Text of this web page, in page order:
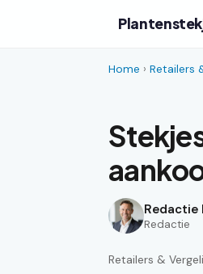
Home › Retailers
Redactie
Redactie
Retailers &